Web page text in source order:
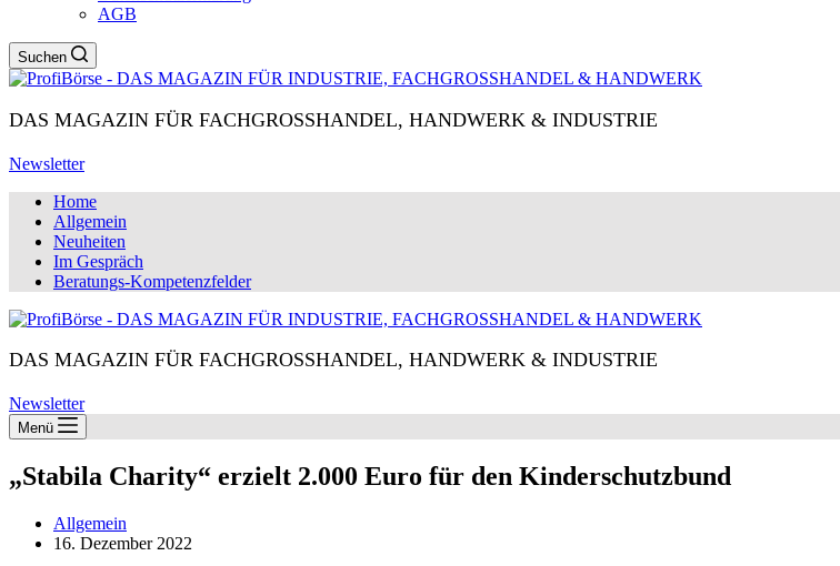
AGB
Suchen
DAS MAGAZIN FÜR FACHGROSSHANDEL, HANDWERK & INDUSTRIE
Newsletter
Home
Allgemein
Neuheiten
Im Gespräch
Beratungs-Kompetenzfelder
DAS MAGAZIN FÜR FACHGROSSHANDEL, HANDWERK & INDUSTRIE
Newsletter
Menü
„Stabila Charity“ erzielt 2.000 Euro für den Kinderschutzbund
Allgemein
16. Dezember 2022